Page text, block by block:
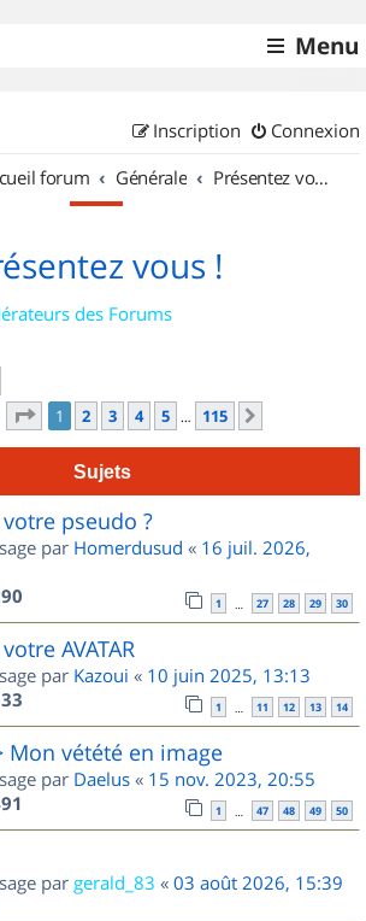
Menu
Connexion
Inscription
forum Générale Présentez vous !
vous !
des Forums
Page 1sur 115
1 2 3 4 5 … 115
Sujets
pseudo ?
par Homerdusud « 16 juil. 2026,
1 … 27 28 29 30
AVATAR
par Kazoui « 10 juin 2025, 13:13
1 … 11 12 13 14
Mon vétété en image
par Daelus « 15 nov. 2023, 20:55
1 … 47 48 49 50
par gerald_83 « 03 août 2026, 15:39